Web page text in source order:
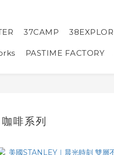
37CAMP
PASTIME FACTORY
咖啡系列